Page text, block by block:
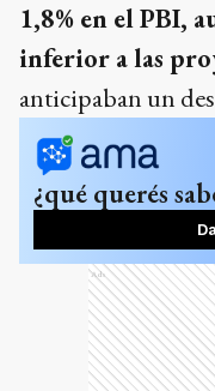
1,8% en el PBI,
inferior a las
anticipaban un
¿qué querés
Ads